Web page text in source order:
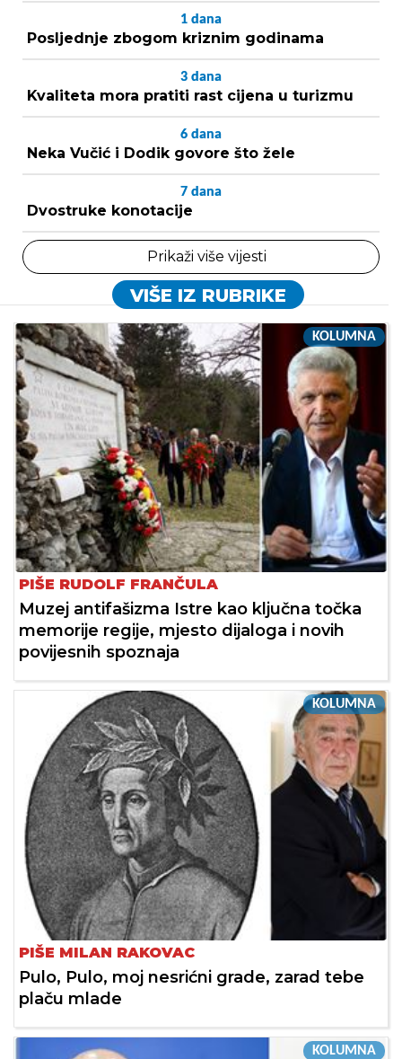
1 dana
Posljednje zbogom kriznim godinama
3 dana
Kvaliteta mora pratiti rast cijena u turizmu
6 dana
Neka Vučić i Dodik govore što žele
7 dana
Dvostruke konotacije
Prikaži više vijesti
VIŠE IZ RUBRIKE
KOLUMNA
PIŠE RUDOLF FRANČULA
Muzej antifašizma Istre kao ključna točka
memorije regije, mjesto dijaloga i novih
povijesnih spoznaja
KOLUMNA
PIŠE MILAN RAKOVAC
Pulo, Pulo, moj nesrićni grade, zarad tebe
plaču mlade
KOLUMNA